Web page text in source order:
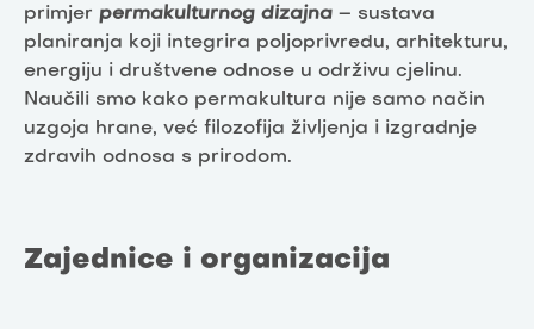
primjer permakulturnog dizajna – sustava
planiranja koji integrira poljoprivredu, arhitekturu,
energiju i društvene odnose u održivu cjelinu.
Naučili smo kako permakultura nije samo način
uzgoja hrane, već filozofija življenja i izgradnje
zdravih odnosa s prirodom.
Zajednice i organizacija